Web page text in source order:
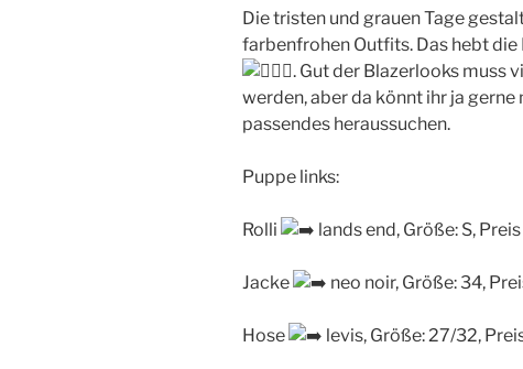
Die tristen und grauen Tage
farbenfrohen Outfits. Das hebt
. Gut der Blazerlooks muss
werden, aber da könnt ihr ja
passendes heraussuchen.
Puppe links:
Rolli lands end, Größe: S,
Jacke neo noir, Größe: 34,
Hose levis, Größe: 27/32,